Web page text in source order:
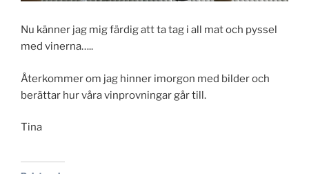
Nu känner jag mig färdig att ta tag i all mat och pyssel
med vinerna…..
Återkommer om jag hinner imorgon med bilder och
berättar hur våra vinprovningar går till.
Tina